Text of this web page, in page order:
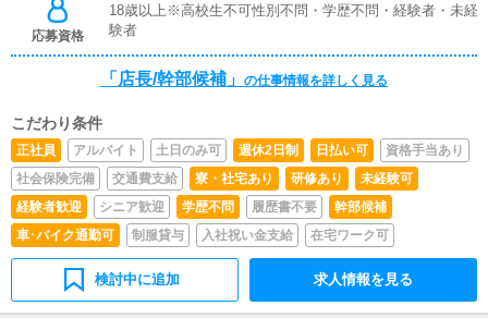
応募資格
18歳以上※高校生不可性別不問・学歴不問・経験者・未経
験者
「店長/幹部候補」 の仕事情報を詳しく見る
こだわり条件
正社員 アルバイト 土日のみ可 週休2日制 日払い可
資格手当あり
社会保険完備
交通費支給 寮・社宅あり 研修あり
未経験可
経験者歓迎
シニア歓迎 学歴不問 履歴書不要
幹部候補
車･バイク通勤可
制服貸与 入社祝い金支給 在宅ワーク可
検討中に追加 求人情報を見る